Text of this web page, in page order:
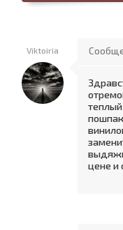
Viktoiria
цене и